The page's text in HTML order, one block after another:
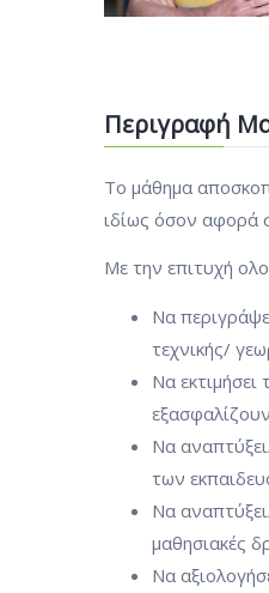
Περιγραφή
Το μάθημα
ιδίως όσον αφορά
Με την επιτυχή
Να
τεχνικής/
Να εκτιμήσει
Να
των
Να
μαθησιακές
Να